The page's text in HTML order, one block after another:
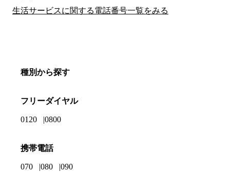
生活サービスに関する電話番号一覧をみる
種別から探す
フリーダイヤル
0120 0800
携帯電話
070 080 090